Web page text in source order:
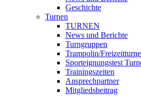
Geschichte
Turnen
TURNEN
News und Berichte
Turngruppen
Trampolin/
Sporteignungstest
Trainingszeiten
Ansprechpartner
Mitgliedsbeitrag